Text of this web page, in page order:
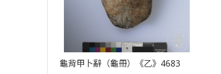
龜背甲卜辭（龜冊）《乙》4683